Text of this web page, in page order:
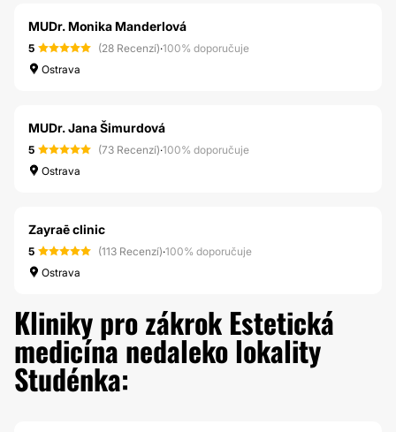
MUDr. Monika Manderlová
5 (28 Recenzí)·100% doporučuje
Ostrava
MUDr. Jana Šimurdová
5 (73 Recenzí)·100% doporučuje
Ostrava
Zayraē clinic
5 (113 Recenzí)·100% doporučuje
Ostrava
Kliniky pro zákrok Estetická
medicína nedaleko lokality
Studénka: